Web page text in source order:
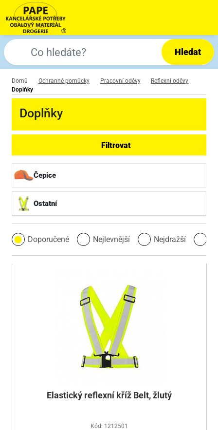
Hledat
Domů Ochranné pomůcky Pracovní oděvy
Reflexní oděvy
Doplňky
Doplňky
Filtrovat
Čepice
Ostatní
Doporučené Nejlevnější Nejdražší
Elastický reflexní kříž Belt, žlutý
Kód: 1212501